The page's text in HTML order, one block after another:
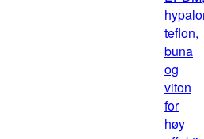
teflon,
buna
og
viton
for
høy